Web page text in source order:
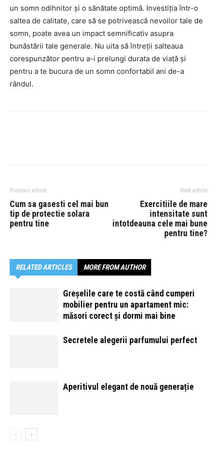
un somn odihnitor și o sănătate optimă. Investiția într-o
saltea de calitate, care să se potrivească nevoilor tale de
somn, poate avea un impact semnificativ asupra
bunăstării tale generale. Nu uita să întreții salteaua
corespunzător pentru a-i prelungi durata de viață și
pentru a te bucura de un somn confortabil ani de-a
rândul.
Previous article
Cum sa gasesti cel mai bun
tip de protectie solara
pentru tine
Next article
Exercitiile de mare
intensitate sunt
intotdeauna cele mai bune
pentru tine?
RELATED ARTICLES MORE FROM AUTHOR
Greșelile care te costă când cumperi
mobilier pentru un apartament mic:
măsori corect și dormi mai bine
Secretele alegerii parfumului perfect
Aperitivul elegant de nouă generație